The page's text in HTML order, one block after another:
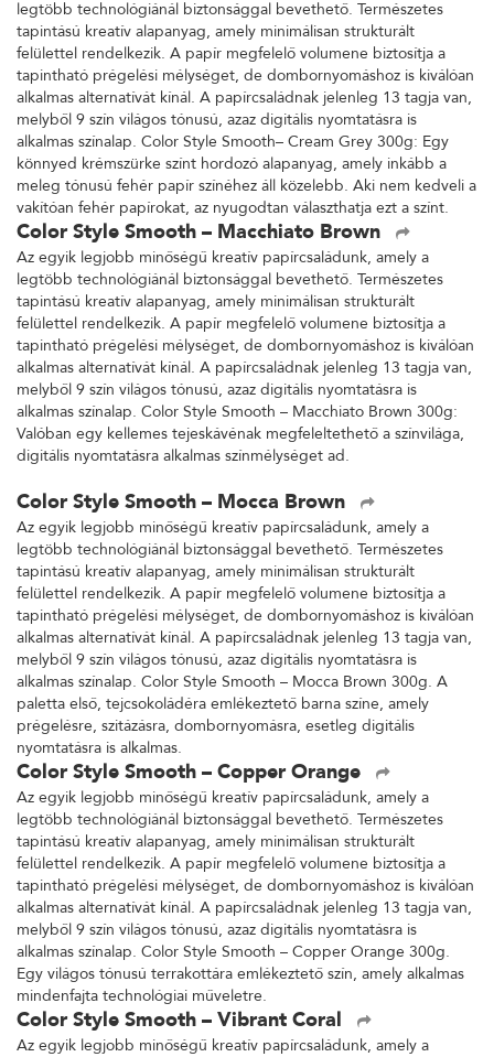
legtöbb technológiánál biztonsággal bevethető. Természetes
tapintású kreatív alapanyag, amely minimálisan strukturált
felülettel rendelkezik. A papír megfelelő volumene biztosítja a
tapintható prégelési mélységet, de dombornyomáshoz is kiválóan
alkalmas alternatívát kínál. A papírcsaládnak jelenleg 13 tagja van,
melyből 9 szín világos tónusú, azaz digitális nyomtatásra is
alkalmas színalap. Color Style Smooth– Cream Grey 300g: Egy
könnyed krémszürke színt hordozó alapanyag, amely inkább a
meleg tónusú fehér papír színéhez áll közelebb. Aki nem kedveli a
vakítóan fehér papírokat, az nyugodtan választhatja ezt a színt.
Color Style Smooth – Macchiato Brown
Az egyik legjobb minőségű kreatív papírcsaládunk, amely a
legtöbb technológiánál biztonsággal bevethető. Természetes
tapintású kreatív alapanyag, amely minimálisan strukturált
felülettel rendelkezik. A papír megfelelő volumene biztosítja a
tapintható prégelési mélységet, de dombornyomáshoz is kiválóan
alkalmas alternatívát kínál. A papírcsaládnak jelenleg 13 tagja van,
melyből 9 szín világos tónusú, azaz digitális nyomtatásra is
alkalmas színalap. Color Style Smooth – Macchiato Brown 300g:
Valóban egy kellemes tejeskávénak megfeleltethető a színvilága,
digitális nyomtatásra alkalmas színmélységet ad.
Color Style Smooth – Mocca Brown
Az egyik legjobb minőségű kreatív papírcsaládunk, amely a
legtöbb technológiánál biztonsággal bevethető. Természetes
tapintású kreatív alapanyag, amely minimálisan strukturált
felülettel rendelkezik. A papír megfelelő volumene biztosítja a
tapintható prégelési mélységet, de dombornyomáshoz is kiválóan
alkalmas alternatívát kínál. A papírcsaládnak jelenleg 13 tagja van,
melyből 9 szín világos tónusú, azaz digitális nyomtatásra is
alkalmas színalap. Color Style Smooth – Mocca Brown 300g. A
paletta első, tejcsokoládéra emlékeztető barna színe, amely
prégelésre, szitázásra, dombornyomásra, esetleg digitális
nyomtatásra is alkalmas.
Color Style Smooth – Copper Orange
Az egyik legjobb minőségű kreatív papírcsaládunk, amely a
legtöbb technológiánál biztonsággal bevethető. Természetes
tapintású kreatív alapanyag, amely minimálisan strukturált
felülettel rendelkezik. A papír megfelelő volumene biztosítja a
tapintható prégelési mélységet, de dombornyomáshoz is kiválóan
alkalmas alternatívát kínál. A papírcsaládnak jelenleg 13 tagja van,
melyből 9 szín világos tónusú, azaz digitális nyomtatásra is
alkalmas színalap. Color Style Smooth – Copper Orange 300g.
Egy világos tónusú terrakottára emlékeztető szín, amely alkalmas
mindenfajta technológiai műveletre.
Color Style Smooth – Vibrant Coral
Az egyik legjobb minőségű kreatív papírcsaládunk, amely a